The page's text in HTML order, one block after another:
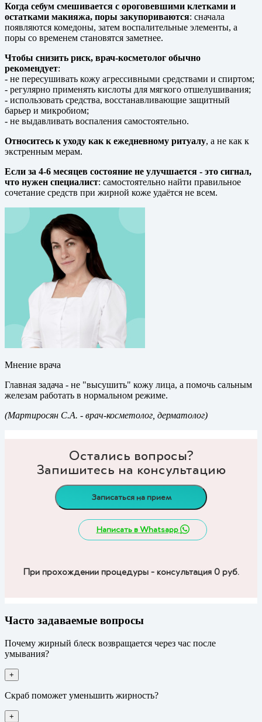
Когда себум смешивается с ороговевшими клетками и
остатками макияжа, поры закупориваются: сначала
появляются комедоны, затем воспалительные элементы, а
поры со временем становятся заметнее.
Чтобы снизить риск, врач-косметолог обычно
рекомендует:
- не пересушивать кожу агрессивными средствами и спиртом;
- регулярно применять кислоты для мягкого отшелушивания;
- использовать средства, восстанавливающие защитный
барьер и микробиом;
- не выдавливать воспаления самостоятельно.
Относитесь к уходу как к ежедневному ритуалу, а не как к
экстренным мерам.
Если за 4-6 месяцев состояние не улучшается - это сигнал,
что нужен специалист: самостоятельно найти правильное
сочетание средств при жирной коже удаётся не всем.
Мнение врача
Главная задача - не "высушить" кожу лица, а помочь сальным
железам работать в нормальном режиме.
(Мартиросян С.А. - врач-косметолог, дерматолог)
Остались вопросы?
Запишитесь на консультацию
Записаться на прием
Написать в Whatsapp
При прохождении процедуры - консультация 0 руб.
Часто задаваемые вопросы
Почему жирный блеск возвращается через час после
умывания?
+
Скраб поможет уменьшить жирность?
+